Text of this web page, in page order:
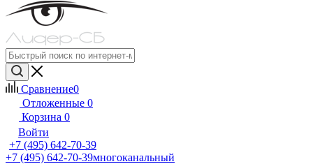
Сравнение0
Отложенные 0
Корзина 0
Войти
+7 (495) 642-70-39
+7 (495) 642-70-39многоканальный